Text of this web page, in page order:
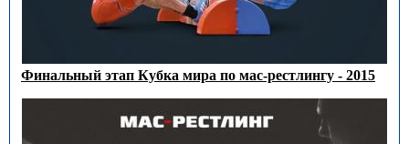
Финальный этап Кубка мира по мас-рестлингу - 2015